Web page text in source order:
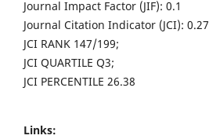
Journal Impact Factor (JIF): 0.1
Journal Citation Indicator (JCI): 0.27
JCI RANK 147/199;
JCI QUARTILE Q3;
JCI PERCENTILE 26.38
Links: